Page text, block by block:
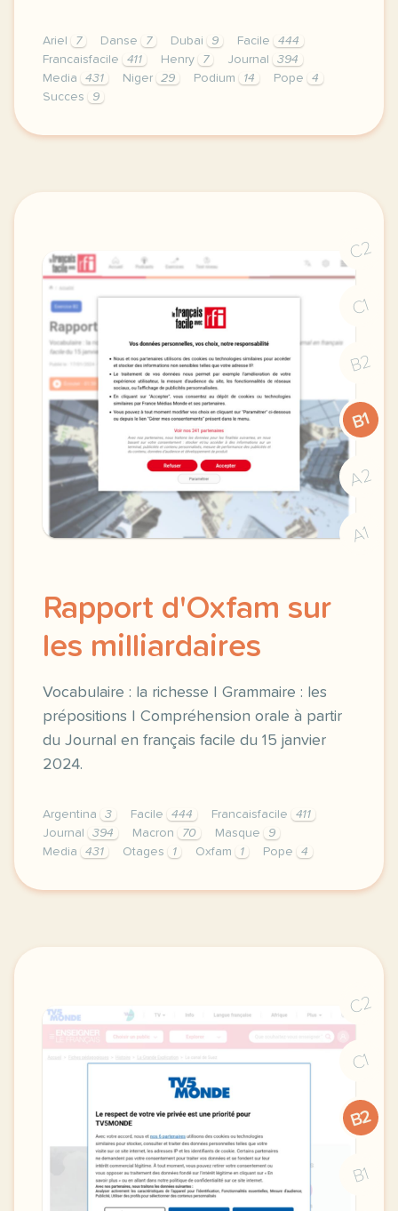
Ariel 7 Danse 7 Dubai 9 Facile
444
Francaisfacile
411 Henry 7 Journal
394
Media
431 Niger 29 Podium 14 Pope
4
Succes
9
exercice b1 le hip hop fait son entree aux jo
C2
C1
B2
B1
A2
A1
Rapport d'Oxfam sur
les milliardaires
Vocabulaire : la richesse | Grammaire : les
prépositions | Compréhension orale à partir
du Journal en français facile du 15 janvier
2024.
Argentina 3 Facile 444 Francaisfacile
411
Journal
394 Macron 70 Masque
9
Media
431 Otages 1 Oxfam 1 Pope 4
exercice b2 rapport d oxfam sur les milliardaires
C2
C1
B2
B1